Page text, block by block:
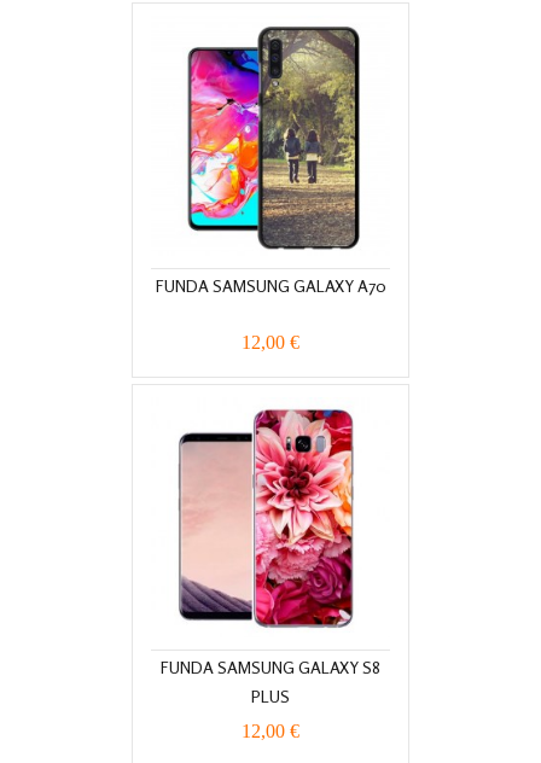
FUNDA SAMSUNG GALAXY A70
12,00 €
FUNDA SAMSUNG GALAXY S8
PLUS
12,00 €